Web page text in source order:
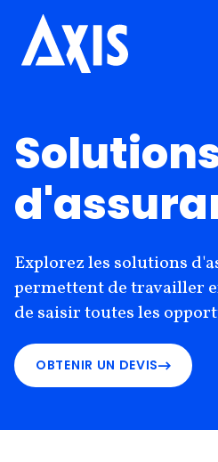
Explorez les solutions
permettent de travailler
de saisir toutes les
OBTENIR UN DEVIS